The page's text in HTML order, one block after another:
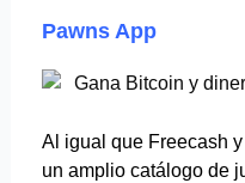
Pawns App
Al igual que Freecash
un amplio catálogo de